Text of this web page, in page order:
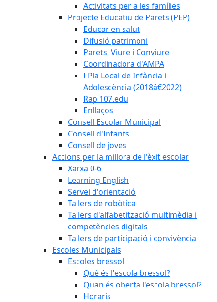
Activitats per a les famílies
Projecte Educatiu de Parets (PEP)
Educar en salut
Difusió patrimoni
Parets, Viure i Conviure
Coordinadora d'AMPA
I Pla Local de Infància i
Adolescència (2018â€2022)
Rap 107.edu
Enllaços
Consell Escolar Municipal
Consell d'Infants
Consell de joves
Accions per la millora de l'èxit escolar
Xarxa 0-6
Learning English
Servei d'orientació
Tallers de robòtica
Tallers d'alfabetització multimèdia i
competències digitals
Tallers de participació i convivència
Escoles Municipals
Escoles bressol
Què és l'escola bressol?
Quan és oberta l'escola bressol?
Horaris